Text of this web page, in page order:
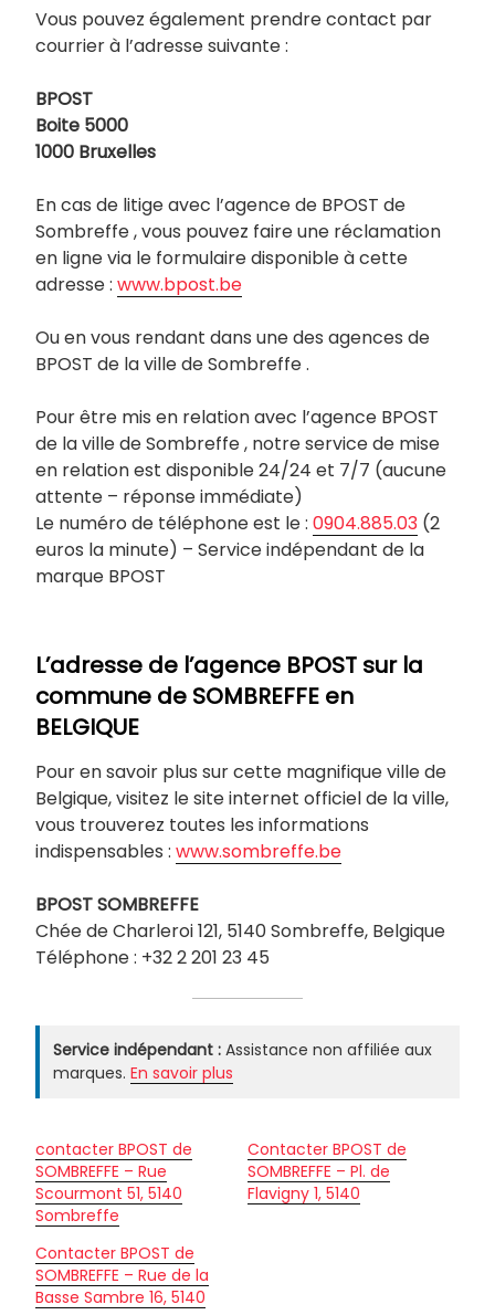
Vous pouvez également prendre contact par
courrier à l’adresse suivante :
BPOST
Boite 5000
1000 Bruxelles
En cas de litige avec l’agence de BPOST de
Sombreffe , vous pouvez faire une réclamation
en ligne via le formulaire disponible à cette
adresse : www.bpost.be
Ou en vous rendant dans une des agences de
BPOST de la ville de Sombreffe .
Pour être mis en relation avec l’agence BPOST
de la ville de Sombreffe , notre service de mise
en relation est disponible 24/24 et 7/7 (aucune
attente – réponse immédiate)
Le numéro de téléphone est le : 0904.885.03 (2
euros la minute) – Service indépendant de la
marque BPOST
L’adresse de l’agence BPOST sur la
commune de SOMBREFFE en
BELGIQUE
Pour en savoir plus sur cette magnifique ville de
Belgique, visitez le site internet officiel de la ville,
vous trouverez toutes les informations
indispensables : www.sombreffe.be
BPOSTSOMBREFFE
Chée de Charleroi 121, 5140 Sombreffe, Belgique
Téléphone : +32 2 201 23 45
Service indépendant : Assistance non affiliée aux
marques. En savoir plus
contacter BPOST de
SOMBREFFE – Rue
Scourmont 51, 5140
Sombreffe
Contacter BPOST de
SOMBREFFE – Pl. de
Flavigny 1, 5140
Contacter BPOST de
SOMBREFFE – Rue de la
Basse Sambre 16, 5140